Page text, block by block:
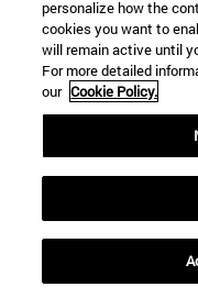
personalize how the
cookies you want to
will remain active until
For more detailed
our Cookie Policy.